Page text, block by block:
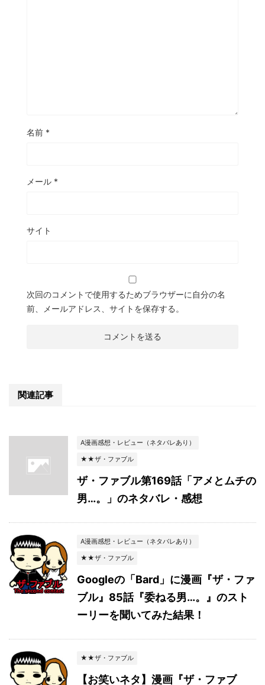
名前 *
メール *
サイト
次回のコメントで使用するためブラウザーに自分の名
前、メールアドレス、サイトを保存する。
関連記事
A漫画感想・レビュー（ネタバレあり）
★★ザ・ファブル
ザ・ファブル第169話「アメとムチの
男…。」のネタバレ・感想
A漫画感想・レビュー（ネタバレあり）
★★ザ・ファブル
Googleの「Bard」に漫画『ザ・ファ
ブル』85話『委ねる男…。』のスト
ーリーを聞いてみた結果！
★★ザ・ファブル
【お笑いネタ】漫画『ザ・ファブ